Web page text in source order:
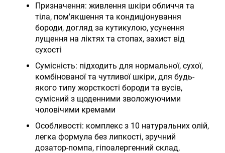
Призначення: живлення шкіри обличчя та
тіла, пом'якшення та кондиціонування
бороди, догляд за кутикулою, усунення
лущення на ліктях та стопах, захист від
сухості
Сумісність: підходить для нормальної, сухої,
комбінованої та чутливої шкіри, для будь-
якого типу жорсткості бороди та вусів,
сумісний з щоденними зволожуючими
чоловічими кремами
Особливості: комплекс з 10 натуральних олій,
легка формула без липкості, зручний
дозатор-помпа, гіпоалергенний склад,